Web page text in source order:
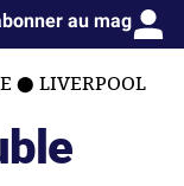
au mag
LIVERPOOL